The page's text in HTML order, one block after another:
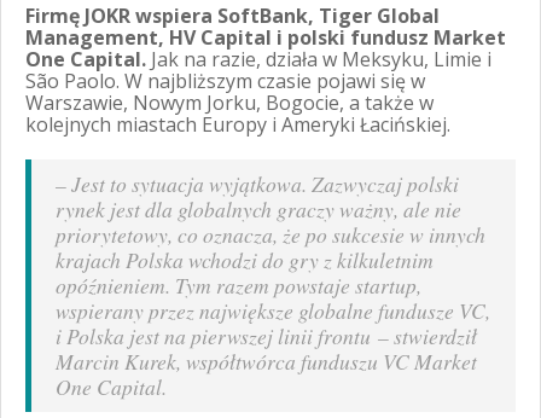
Firmę JOKR wspiera SoftBank, Tiger Global
Management, HV Capital i polski fundusz Market
One Capital. Jak na razie, działa w Meksyku, Limie i
São Paolo. W najbliższym czasie pojawi się w
Warszawie, Nowym Jorku, Bogocie, a także w
kolejnych miastach Europy i Ameryki Łacińskiej.
–Jest to sytuacja wyjątkowa. Zazwyczaj polski
rynek jest dla globalnych graczy ważny, ale nie
priorytetowy, co oznacza, że po sukcesie w innych
krajach Polska wchodzi do gry z kilkuletnim
opóźnieniem. Tym razem powstaje startup,
wspierany przez największe globalne fundusze VC,
i Polska jest na pierwszej linii frontu – stwierdził
Marcin Kurek, współtwórca funduszu VC Market
One Capital.